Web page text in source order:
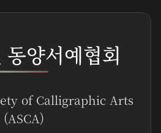
양서예협회
of Calligraphic Arts
(ASCA)